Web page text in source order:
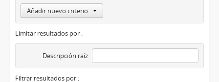
Añadir nuevo criterio
Limitar resultados por :
Descripción raíz
Filtrar resultados por :